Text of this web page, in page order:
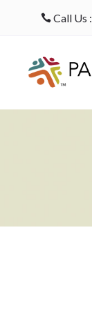
Call Us :